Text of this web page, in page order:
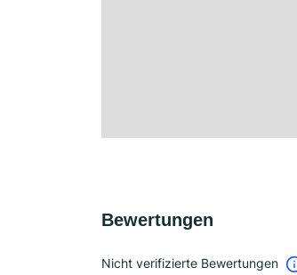
Bewertungen
Nicht verifizierte Bewertungen